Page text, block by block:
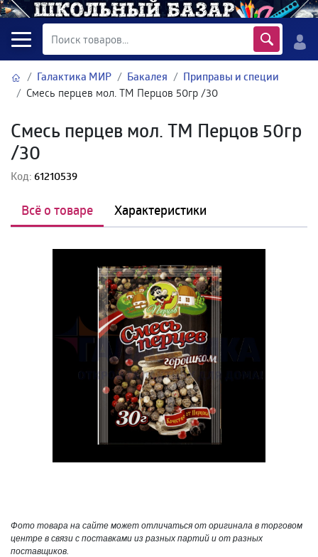
Галактика МИР Бакалея Приправы и специи
Смесь перцев мол. ТМ Перцов 50гр /30
Смесь перцев мол. ТМ Перцов 50гр
/30
Код: 61210539
Всё о товаре Характеристики
Фото товара на сайте может отличаться от оригинала в торговом
центре в связи с поставками из разных партий и от разных
поставщиков.